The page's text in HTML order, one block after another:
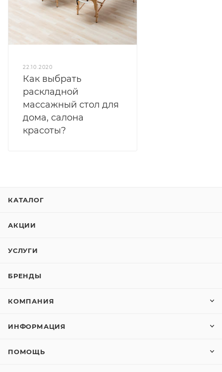
22.10.2020
Как выбрать
раскладной
массажный стол для
дома, салона
красоты?
КАТАЛОГ
АКЦИИ
УСЛУГИ
БРЕНДЫ
КОМПАНИЯ
ИНФОРМАЦИЯ
ПОМОЩЬ